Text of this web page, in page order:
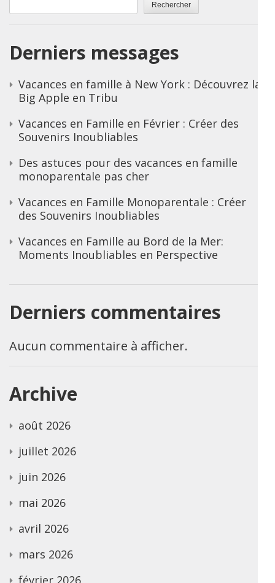
Rechercher
Derniers messages
Vacances en famille à New York : Découvrez la
Big Apple en Tribu
Vacances en Famille en Février : Créer des
Souvenirs Inoubliables
Des astuces pour des vacances en famille
monoparentale pas cher
Vacances en Famille Monoparentale : Créer
des Souvenirs Inoubliables
Vacances en Famille au Bord de la Mer:
Moments Inoubliables en Perspective
Derniers commentaires
Aucun commentaire à afficher.
Archive
août 2026
juillet 2026
juin 2026
mai 2026
avril 2026
mars 2026
février 2026